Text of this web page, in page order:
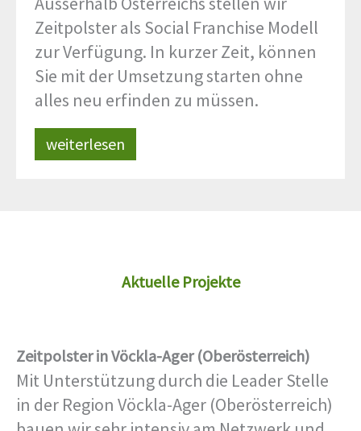
Zeitpolster als Social Franchise Modell
zur Verfügung. In kurzer Zeit, können
Sie mit der Umsetzung starten ohne
alles neu erfinden zu müssen.
weiterlesen
Aktuelle Projekte
Zeitpolster in Vöckla-Ager (Oberösterreich)
Mit Unterstützung durch die Leader Stelle
in der Region Vöckla-Ager (Oberösterreich)